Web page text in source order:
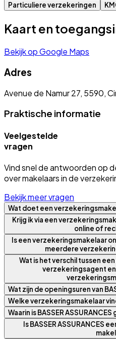
Particuliere verzekeringen
Kaart en
Bekijk op Google Maps
Adres
Avenue de Namur 27, 5590,
Praktische informatie
Veelgestelde
vragen
Vind snel de antwoorden op
over makelaars in de
Bekijk meer vragen
Wat doet een
Krijg ik via een
online of
Is een verzekeringsmakelaar
meerdere
Wat is het verschil tussen
verzekeringsagent
Wat zijn de openingsuren van
Welke verzekeringsmakelaar
Waarin is BASSER
Is BASSER ASSURANCES